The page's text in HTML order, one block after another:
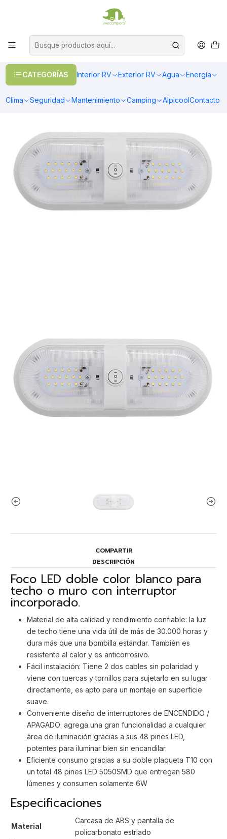
CATEGORÍAS Interior RV Exterior RV Agua Energía
Clima Seguridad Mantenimiento Camping AlpicoolContacto
OFERTAS EN CALEFACCIÓN DIESEL
Foco LED 12/24V doble con interruptor blanco
COMPARTIR
DESCRIPCIÓN
Foco LED doble color blanco para
techo o muro con interruptor
incorporado.
Material de alta calidad y rendimiento confiable: la luz
de techo tiene una vida útil de más de 30.000 horas y
dura más que una bombilla estándar. También es
resistente al calor y es anticorrosivo.
Fácil instalación: Tiene 2 dos cables sin polaridad y
viene con tuercas y tornillos para sujetarlo en su lugar
directamente, es apto para un montaje en superficie
suave.
Conveniente diseño de interruptores de ENCENDIDO /
APAGADO: agrega una gran funcionalidad a cualquier
área de iluminación gracias a sus 48 pines LED,
potentes para iluminar bien sin encandilar.
Eficiente consumo gracias a su doble plaqueta T10 con
un total 48 pines LED 5050SMD que entregan 580
lúmenes y consumen solamente 6W
Especificaciones
Material
Carcasa de ABS y pantalla de
policarbonato estriado